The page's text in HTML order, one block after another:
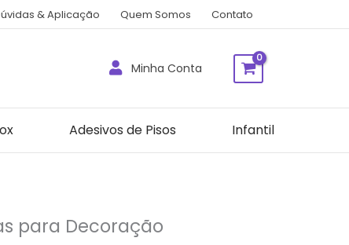
& Aplicação Quem Somos Contato
Minha Conta
Adesivos de Pisos Infantil
para Decoração